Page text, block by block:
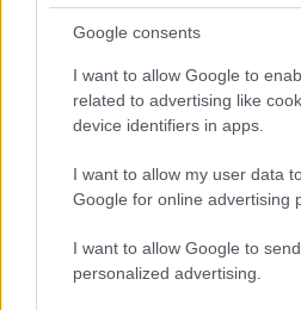
Google consents
I want to allow Google to
related to advertising like
device identifiers in apps.
I want to allow my user data
Google for online advertising
I want to allow Google to
personalized advertising.
Αλέξης Τσίπρας
υπογράμμισε ότι έχει
θέμα τηςμη
Ένα εξαιρετικό κρίσιμο
στηριχθούν οι
την δύσκολη στιγμή
οδηγηθούν σε κλείσιμο.
«Εδώ που φθάσαμε δύο